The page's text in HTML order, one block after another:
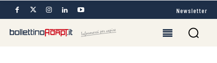
Newsletter